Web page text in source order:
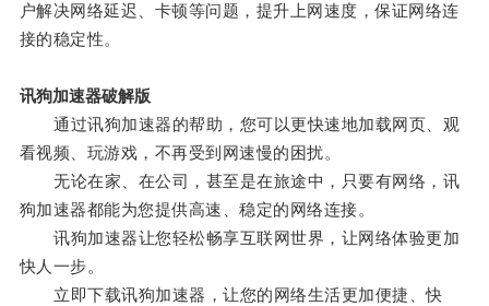
户解决网络延迟、卡顿等问题，提升上网速度，保证网络连
接的稳定性。
讯狗加速器破解版
通过讯狗加速器的帮助，您可以更快速地加载网页、观
看视频、玩游戏，不再受到网速慢的困扰。
无论在家、在公司，甚至是在旅途中，只要有网络，讯
狗加速器都能为您提供高速、稳定的网络连接。
讯狗加速器让您轻松畅享互联网世界，让网络体验更加
快人一步。
立即下载讯狗加速器，让您的网络生活更加便捷、快